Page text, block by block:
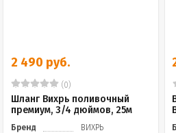
2 490 руб.
(0)
Шланг Вихрь поливочный
премиум, 3/4 дюймов, 25м
Бренд
ВИХРЬ